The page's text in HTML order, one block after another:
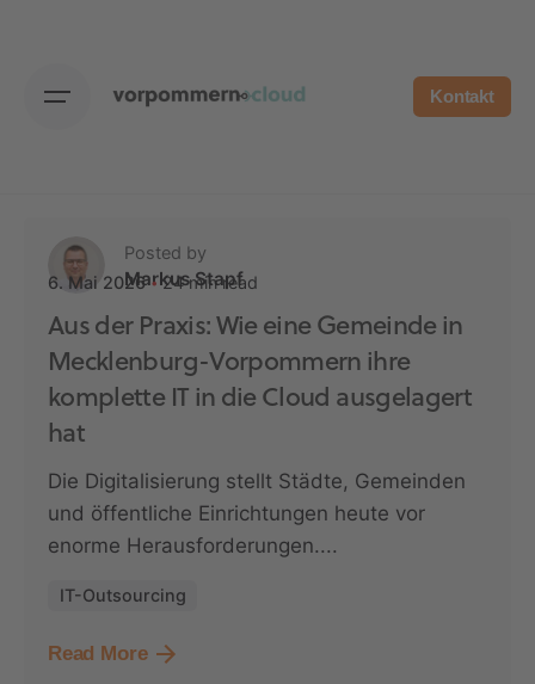
Kontakt
Posted by
Markus Stapf
6. Mai 2026 24 min read
Aus der Praxis: Wie eine Gemeinde in
Mecklenburg-Vorpommern ihre
komplette IT in die Cloud ausgelagert
hat
Die Digitalisierung stellt Städte, Gemeinden
und öffentliche Einrichtungen heute vor
enorme Herausforderungen....
IT-Outsourcing
Read More